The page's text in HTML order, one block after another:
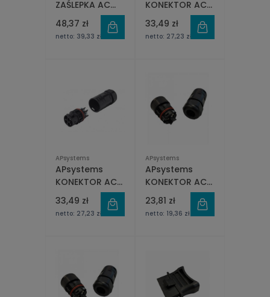
ZAŚLEPKA AC
BUS 1Fazowy
48,37 zł
netto: 39,33 zł
KONEKTOR AC
ŻEŃSKI -
INSTALACJA 3
33,49 zł
netto: 27,23 zł
APsystems
APsystems
KONEKTOR AC
MĘSKI -
INSTALACJA 3
33,49 zł
netto: 27,23 zł
APsystems
APsystems
KONEKTOR AC
MĘSKI -
INSTALACJA 1
23,81 zł
netto: 19,36 zł